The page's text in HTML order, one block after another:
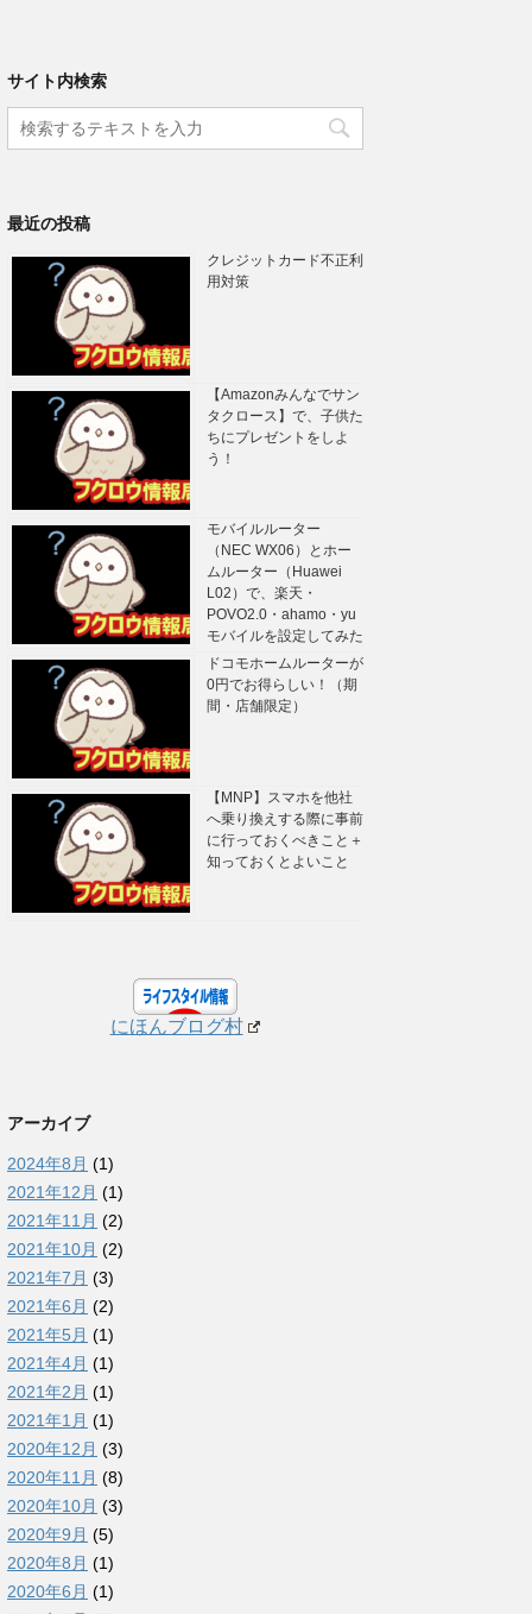
サイト内検索
最近の投稿
クレジットカード不正利
用対策
【Amazonみんなでサン
タクロース】で、子供た
ちにプレゼントをしよ
う！
モバイルルーター
（NEC WX06）とホー
ムルーター（Huawei
L02）で、楽天・
POVO2.0・ahamo・yu
モバイルを設定してみた
ドコモホームルーターが
0円でお得らしい！（期
間・店舗限定）
【MNP】スマホを他社
へ乗り換えする際に事前
に行っておくべきこと＋
知っておくとよいこと
にほんブログ村
アーカイブ
2024年8月 (1)
2021年12月 (1)
2021年11月 (2)
2021年10月 (2)
2021年7月 (3)
2021年6月 (2)
2021年5月 (1)
2021年4月 (1)
2021年2月 (1)
2021年1月 (1)
2020年12月 (3)
2020年11月 (8)
2020年10月 (3)
2020年9月 (5)
2020年8月 (1)
2020年6月 (1)